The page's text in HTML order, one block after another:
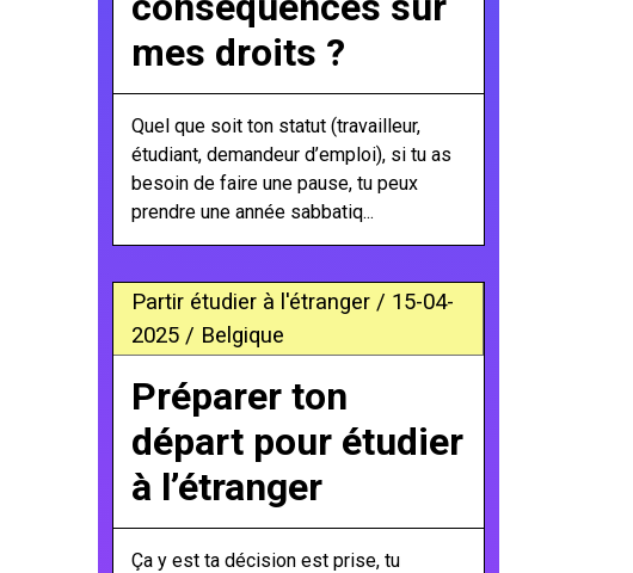
mes droits ?
Quel que soit ton statut (travailleur,
étudiant, demandeur d’emploi), si tu as
besoin de faire une pause, tu peux
prendre une année sabbatiq...
Partir étudier à l'étranger / 15-04-
2025 / Belgique
Préparer ton
départ pour étudier
à l’étranger
Ça y est ta décision est prise, tu